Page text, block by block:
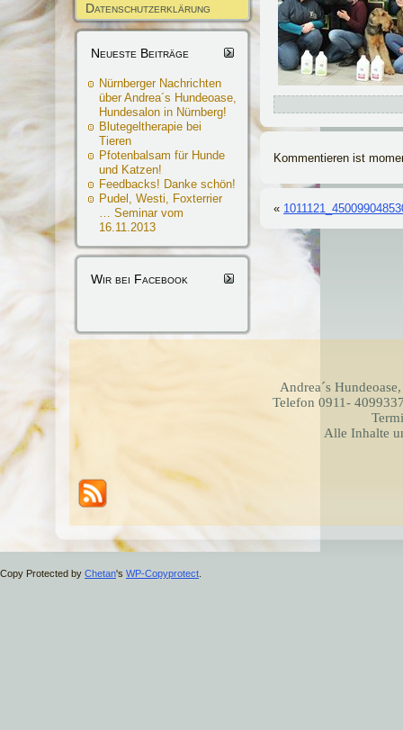
Datenschutzerklärung
Neueste Beiträge
Nürnberger Nachrichten
über Andrea´s Hundeoase,
Hundesalon in Nürnberg!
Blutegeltherapie bei
Tieren
Pfotenbalsam für Hunde
und Katzen!
Feedbacks! Danke schön!
Pudel, Westi, Foxterrier
… Seminar vom
16.11.2013
Wir bei Facebook
Kommentieren ist
«
Andrea´s
Telefon 0911-
Alle Inhalte
Copy Protected by Chetan's WP-Copyprotect